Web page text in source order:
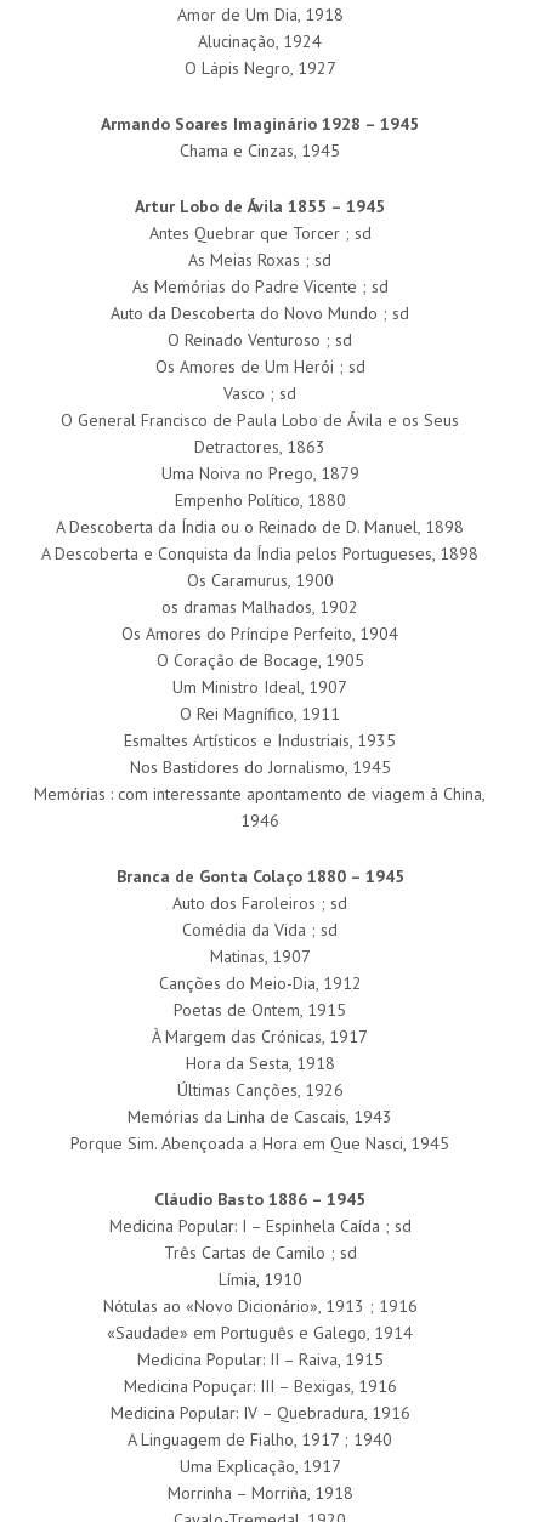
Amor de Um Dia, 1918
Alucinação, 1924
O Lápis Negro, 1927
Armando Soares Imaginário 1928 – 1945
Chama e Cinzas, 1945
Artur Lobo de Ávila 1855 – 1945
Antes Quebrar que Torcer ; sd
As Meias Roxas ; sd
As Memórias do Padre Vicente ; sd
Auto da Descoberta do Novo Mundo ; sd
O Reinado Venturoso ; sd
Os Amores de Um Herói ; sd
Vasco ; sd
O General Francisco de Paula Lobo de Ávila e os Seus
Detractores, 1863
Uma Noiva no Prego, 1879
Empenho Político, 1880
A Descoberta da Índia ou o Reinado de D. Manuel, 1898
A Descoberta e Conquista da Índia pelos Portugueses, 1898
Os Caramurus, 1900
os dramas Malhados, 1902
Os Amores do Príncipe Perfeito, 1904
O Coração de Bocage, 1905
Um Ministro Ideal, 1907
O Rei Magnífico, 1911
Esmaltes Artísticos e Industriais, 1935
Nos Bastidores do Jornalismo, 1945
Memórias : com interessante apontamento de viagem à China,
1946
Branca de Gonta Colaço 1880 – 1945
Auto dos Faroleiros ; sd
Comédia da Vida ; sd
Matinas, 1907
Canções do Meio-Dia, 1912
Poetas de Ontem, 1915
À Margem das Crónicas, 1917
Hora da Sesta, 1918
Últimas Canções, 1926
Memórias da Linha de Cascais, 1943
Porque Sim. Abençoada a Hora em Que Nasci, 1945
Cláudio Basto 1886 – 1945
Medicina Popular: I – Espinhela Caída ; sd
Três Cartas de Camilo ; sd
Límia, 1910
Nótulas ao «Novo Dicionário», 1913 ; 1916
«Saudade» em Português e Galego, 1914
Medicina Popular: II – Raiva, 1915
Medicina Popuçar: III – Bexigas, 1916
Medicina Popular: IV – Quebradura, 1916
A Linguagem de Fialho, 1917 ; 1940
Uma Explicação, 1917
Morrinha – Morriña, 1918